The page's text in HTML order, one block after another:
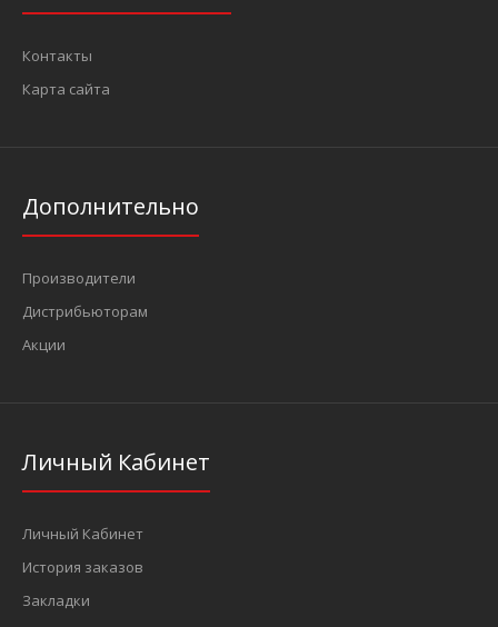
Контакты
Карта сайта
Дополнительно
Производители
Дистрибьюторам
Акции
Личный Кабинет
Личный Кабинет
История заказов
Закладки